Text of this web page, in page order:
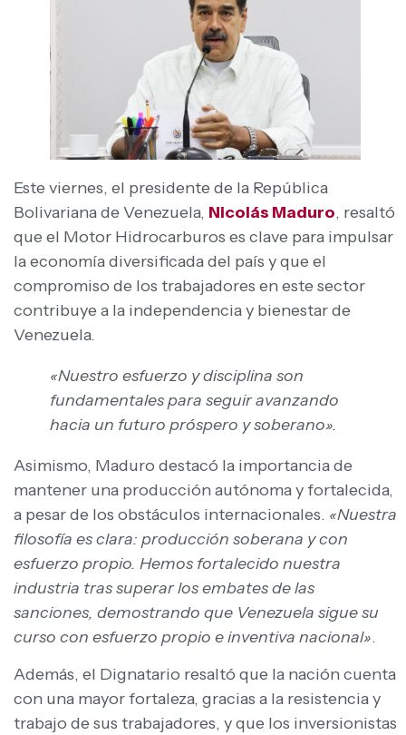
Este viernes, el presidente de la República
Bolivariana de Venezuela, Nicolás Maduro, resaltó
que el Motor Hidrocarburos es clave para impulsar
la economía diversificada del país y que el
compromiso de los trabajadores en este sector
contribuye a la independencia y bienestar de
Venezuela.
«Nuestro esfuerzo y disciplina son
fundamentales para seguir avanzando
hacia un futuro próspero y soberano».
Asimismo, Maduro destacó la importancia de
mantener una producción autónoma y fortalecida,
a pesar de los obstáculos internacionales. «Nuestra
filosofía es clara: producción soberana y con
esfuerzo propio. Hemos fortalecido nuestra
industria tras superar los embates de las
sanciones, demostrando que Venezuela sigue su
curso con esfuerzo propio e inventiva nacional».
Además, el Dignatario resaltó que la nación cuenta
con una mayor fortaleza, gracias a la resistencia y
trabajo de sus trabajadores, y que los inversionistas